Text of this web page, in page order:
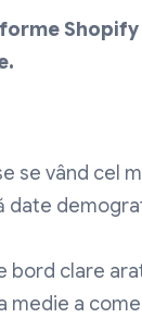
se vând cel
date
bord clare
medie a